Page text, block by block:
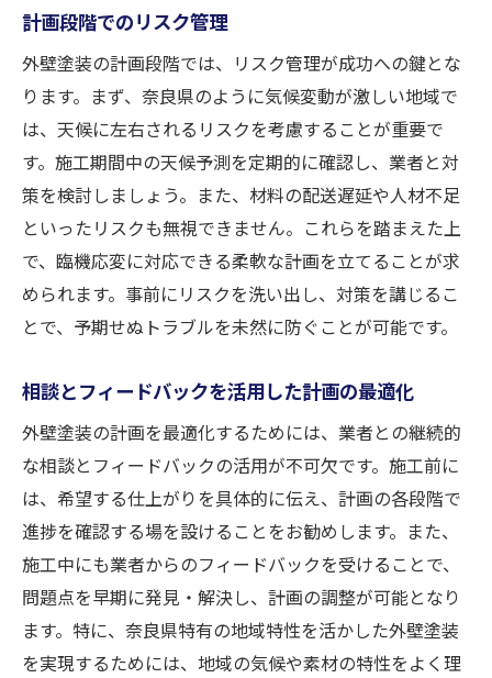
計画段階でのリスク管理
外壁塗装の計画段階では、リスク管理が成功への鍵とな
ります。まず、奈良県のように気候変動が激しい地域で
は、天候に左右されるリスクを考慮することが重要で
す。施工期間中の天候予測を定期的に確認し、業者と対
策を検討しましょう。また、材料の配送遅延や人材不足
といったリスクも無視できません。これらを踏まえた上
で、臨機応変に対応できる柔軟な計画を立てることが求
められます。事前にリスクを洗い出し、対策を講じるこ
とで、予期せぬトラブルを未然に防ぐことが可能です。
相談とフィードバックを活用した計画の最適化
外壁塗装の計画を最適化するためには、業者との継続的
な相談とフィードバックの活用が不可欠です。施工前に
は、希望する仕上がりを具体的に伝え、計画の各段階で
進捗を確認する場を設けることをお勧めします。また、
施工中にも業者からのフィードバックを受けることで、
問題点を早期に発見・解決し、計画の調整が可能となり
ます。特に、奈良県特有の地域特性を活かした外壁塗装
を実現するためには、地域の気候や素材の特性をよく理